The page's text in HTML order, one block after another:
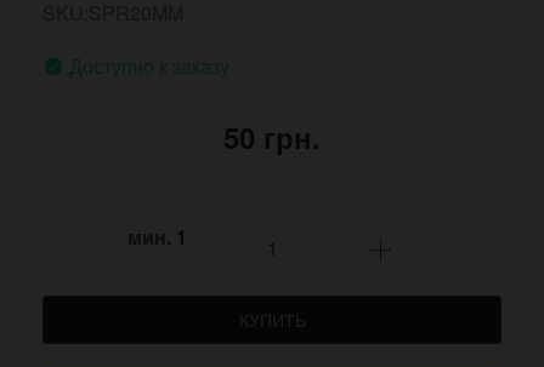
Доступно к заказу
50 грн.
мин. 1
КУПИТЬ